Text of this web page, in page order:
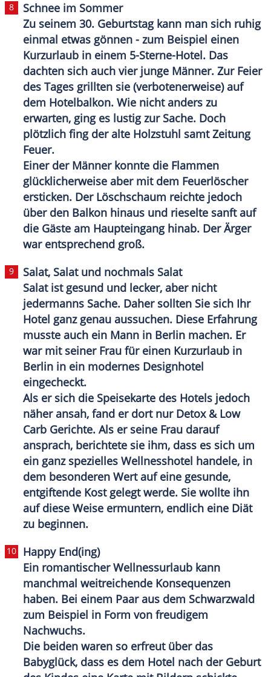
Schnee im Sommer
Zu seinem 30. Geburtstagkann man sich ruhig
einmal etwas gönnen - zum Beispiel einen
Kurzurlaub in einem 5-Sterne-Hotel. Das
dachten sich auch vier junge Männer. Zur Feier
des Tages grillten sie (verbotenerweise) auf
dem Hotelbalkon. Wie nicht anders zu
erwarten, ging es lustig zur Sache. Doch
plötzlich fing der alte Holzstuhl samt Zeitung
Feuer.
Einer der Männer konnte die Flammen
glücklicherweise aber mit dem Feuerlöscher
ersticken. Der Löschschaum reichte jedoch
über den Balkon hinaus und rieselte sanft auf
die Gäste am Haupteingang hinab. Der Ärger
war entsprechend groß.
Salat, Salatund nochmals Salat
Salat ist gesund und lecker, aber nicht
jedermanns Sache. Daher sollten Sie sich Ihr
Hotel ganz genau aussuchen. Diese Erfahrung
musste auch ein Mann in Berlin machen. Er
war mit seiner Frau für einen Kurzurlaub in
Berlin in ein modernes Designhotel
eingecheckt.
Als er sich die Speisekarte des Hotels jedoch
näher ansah, fand er dort nur Detox & Low
Carb Gerichte. Als er seine Frau darauf
ansprach, berichtete sie ihm, dass es sich um
ein ganz spezielles Wellnesshotel handele, in
dem besonderen Wert auf eine gesunde,
entgiftende Kost gelegt werde. Sie wollte ihn
auf diese Weise ermuntern, endlich eine Diät
zu beginnen.
Happy End(ing)
Ein romantischerWellnessurlaub kann
manchmal weitreichende Konsequenzen
haben. Bei einem Paar aus dem Schwarzwald
zum Beispiel in Form von freudigem
Nachwuchs.
Die beiden waren so erfreut über das
Babyglück, dass es dem Hotel nach der Geburt